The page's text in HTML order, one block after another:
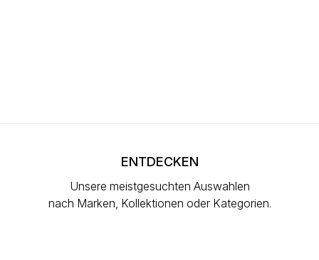
ENTDECKEN
Unsere meistgesuchten Auswahlen
nach Marken, Kollektionen oder Kategorien.